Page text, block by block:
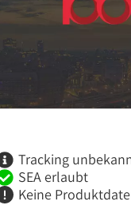
Tracking
SEA erlaubt
Keine